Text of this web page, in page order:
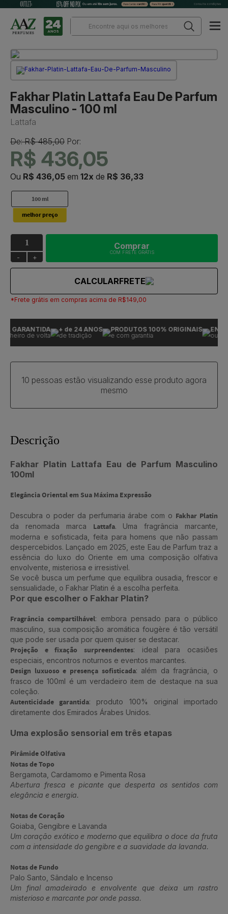
Fakhar Platin Lattafa Eau De Parfum
Masculino - 100 ml
Lattafa
De: R$ 485,00 Por:
R$ 436,05
Ou R$ 436,05 em 12x de R$ 36,33
100 ml
- +
Comprar
COM FRETE GRÁTIS
CALCULARFRETE
*Frete grátis em compras acima de R$149,00
GARANTIDA
de volta
+ de 24 ANOS
de tradição
PRODUTOS 100% ORIGINAIS
e com garantia
ou seu
10 pessoas estão visualizando esse produto agora
mesmo
Descrição
Fakhar Platin Lattafa Eau de Parfum Masculino
100ml
Elegância Oriental em Sua Máxima Expressão
Descubra o poder da perfumaria árabe com o Fakhar Platin
da renomada marca Lattafa. Uma fragrância marcante,
moderna e sofisticada, feita para homens que não passam
despercebidos. Lançado em 2025, este Eau de Parfum traz a
essência do luxo do Oriente em uma composição olfativa
envolvente, misteriosa e irresistível.
Se você busca um perfume que equilibra ousadia, frescor e
sensualidade, o Fakhar Platin é a escolha perfeita.
Por que escolher o Fakhar Platin?
Fragrância compartilhável: embora pensado para o público
masculino, sua composição aromática fougère é tão versátil
que pode ser usada por quem quiser se destacar.
Projeção e fixação surpreendentes: ideal para ocasiões
especiais, encontros noturnos e eventos marcantes.
Design luxuoso e presença sofisticada: além da fragrância, o
frasco de 100ml é um verdadeiro item de destaque na sua
coleção.
Autenticidade garantida: produto 100% original importado
diretamente dos Emirados Árabes Unidos.
Uma explosão sensorial em três etapas
Pirâmide Olfativa
Notas de Topo
Bergamota, Cardamomo e Pimenta Rosa
Abertura fresca e picante que desperta os sentidos com
elegância e energia.
Notas de Coração
Goiaba, Gengibre e Lavanda
Um coração exótico e moderno que equilibra o doce da fruta
com a intensidade do gengibre e a suavidade da lavanda.
Notas de Fundo
Palo Santo, Sândalo e Incenso
Um final amadeirado e envolvente que deixa um rastro
misterioso e marcante por onde passa.